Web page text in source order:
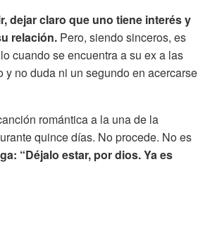
dejar claro que uno tiene interés y
relación. Pero, siendo sinceros, es
cuando se encuentra a su ex a las
no duda ni un segundo en acercarse
romántica a la una de la
quince días. No procede. No es
“Déjalo estar, por dios. Ya es